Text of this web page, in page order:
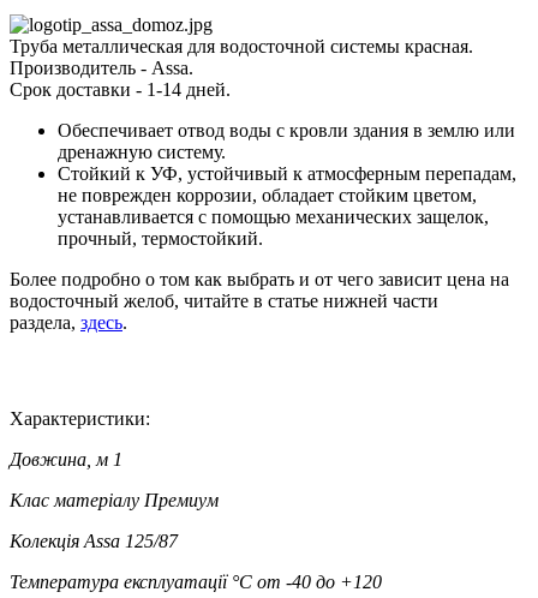
Труба металлическая для водосточной системы красная.
Производитель - Assa.
Срок доставки - 1-14 дней.
Обеспечивает отвод воды с кровли здания в землю или
дренажную систему.
Стойкий к УФ, устойчивый к атмосферным перепадам,
не поврежден коррозии, обладает стойким цветом,
устанавливается с помощью механических защелок,
прочный, термостойкий.
Более подробно о том как выбрать и от чего зависит цена на
водосточный желоб, читайте в статье нижней части
раздела, здесь.
Характеристики:
Довжина, м 1
Клас матеріалу Премиум
Колекція Assa 125/87
Температура експлуатації °C от -40 до +120